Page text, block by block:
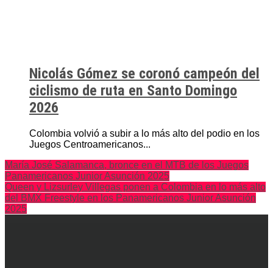
Nicolás Gómez se coronó campeón del
ciclismo de ruta en Santo Domingo
2026
Colombia volvió a subir a lo más alto del podio en los
Juegos Centroamericanos...
María José Salamanca, bronce en el MTB de los Juegos
Panamericanos Junior Asunción 2025
Queen y Lizsurley Villegas ponen a Colombia en lo más alto
del BMX Freestyle en los Panamericanos Junior Asunción
2025